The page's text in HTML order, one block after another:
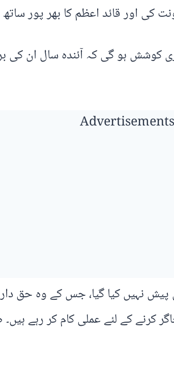
کی اور قائد اعظم کا بھر پور
ہو گی کہ آئندہ سال ان کی
Advertisements
کیا گیا، جس کے وہ حق دار
کے لئے عملی کام کر رہے